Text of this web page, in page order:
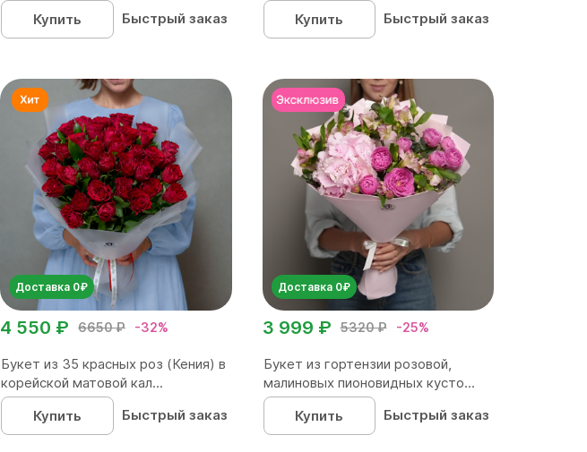
Купить
Быстрый заказ
Купить
Быстрый заказ
Доставка 0₽
6650 ₽ -32%
4 550 ₽
Букет из 35 красных роз (Кения) в
корейской матовой кал...
Купить
Быстрый заказ
Доставка 0₽
5320 ₽ -25%
3 999 ₽
Букет из гортензии розовой,
малиновых пионовидных кусто...
Купить
Быстрый заказ